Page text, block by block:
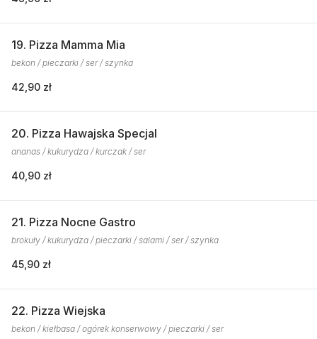
19. Pizza Mamma Mia
bekon / pieczarki / ser / szynka
42,90 zł
20. Pizza Hawajska Specjal
ananas / kukurydza / kurczak / ser
40,90 zł
21. Pizza Nocne Gastro
brokuły / kukurydza / pieczarki / salami / ser / szynka
45,90 zł
22. Pizza Wiejska
bekon / kiełbasa / ogórek konserwowy / pieczarki / ser